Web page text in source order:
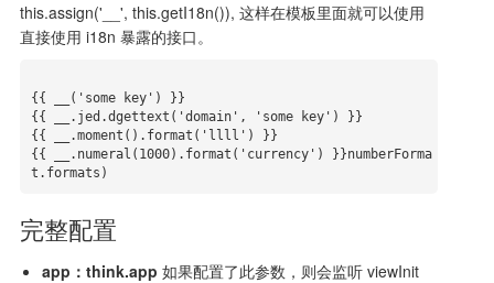
this.assign('__', this.getI18n()), 这样在模板里面就可以使用
直接使用 i18n 暴露的接口。
{{ __('some key') }}
{{ __.jed.dgettext('domain', 'some key') }}
{{ __.moment().format('llll') }}
{{ __.numeral(1000).format('currency') }}numberForma
完整配置
app：think.app 如果配置了此参数，则会监听 viewInit